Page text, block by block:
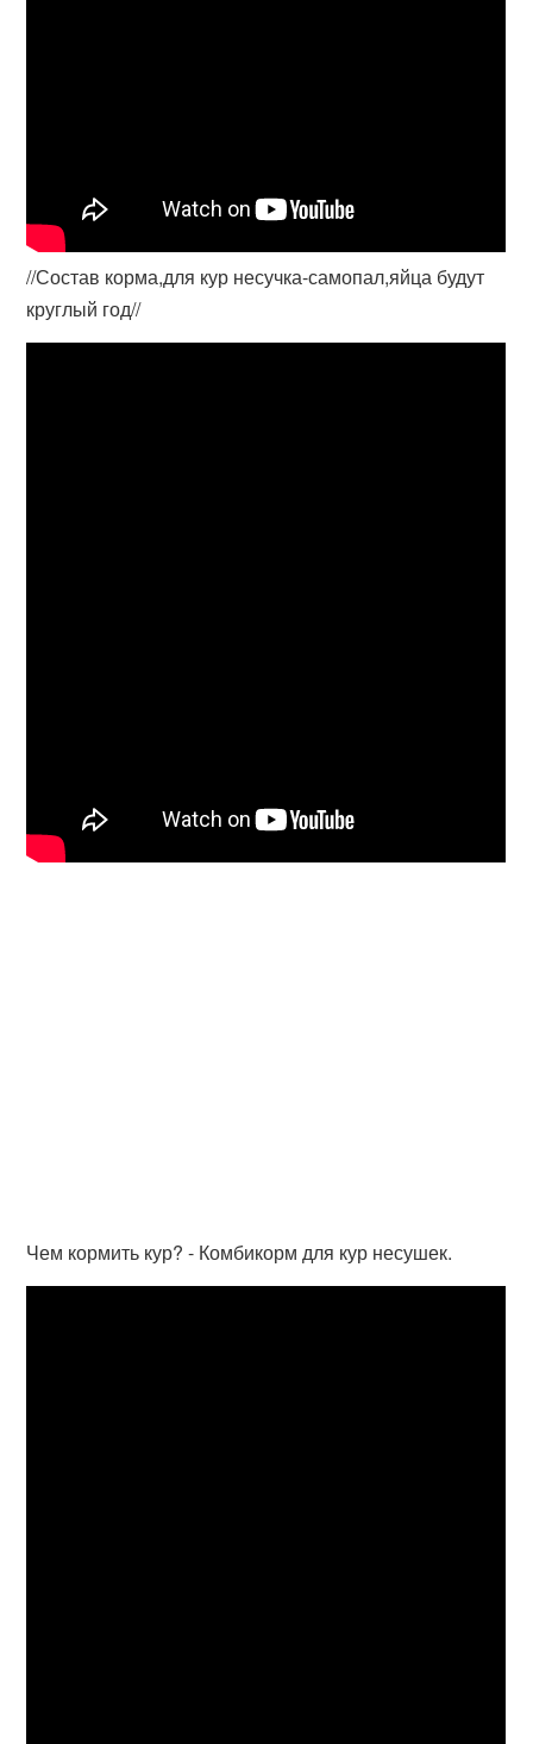
//Состав корма,для кур несучка-самопал,яйца будут
круглый год//
Чем кормить кур? - Комбикорм для кур несушек.